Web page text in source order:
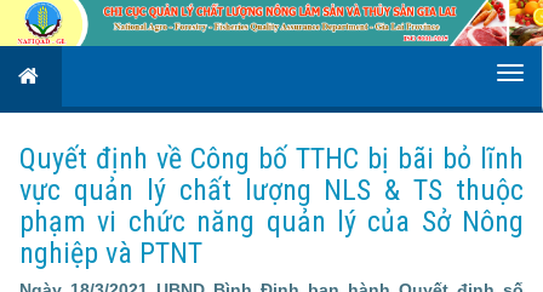
Quyết định về Công bố TTHC bị bãi bỏ lĩnh
vực quản lý chất lượng NLS & TS thuộc
phạm vi chức năng quản lý của Sở Nông
nghiệp và PTNT